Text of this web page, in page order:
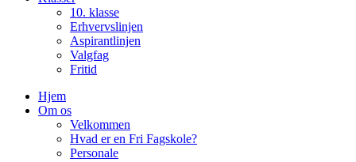
10. klasse
Erhvervslinjen
Aspirantlinjen
Valgfag
Fritid
Hjem
Om os
Velkommen
Hvad er en Fri Fagskole?
Personale